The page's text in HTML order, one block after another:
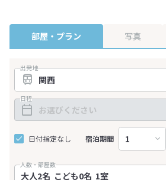
部屋・プラン 写真
出発地
日程
日付指定なし 宿泊期間
人数・部屋数